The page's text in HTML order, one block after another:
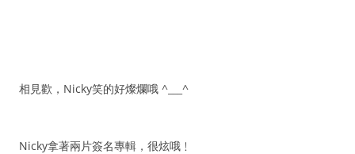
相見歡，Nicky笑的好燦爛哦 ^___^
Nicky拿著兩片簽名專輯，很炫哦﹗